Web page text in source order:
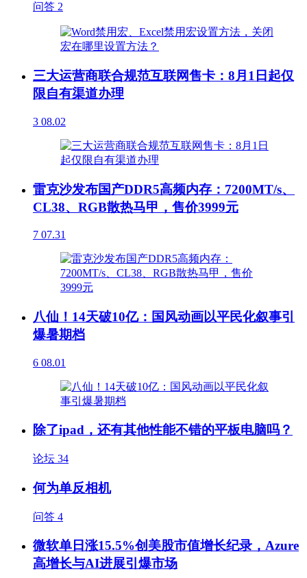
问答 2
三大运营商联合规范互联网售卡：8月1日起仅
限自有渠道办理
3 08.02
雷克沙发布国产DDR5高频内存：7200MT/s、
CL38、RGB散热马甲，售价3999元
7 07.31
八仙！14天破10亿：国风动画以平民化叙事引
爆暑期档
6 08.01
除了ipad，还有其他性能不错的平板电脑吗？
论坛 34
何为单反相机
问答 4
微软单日涨15.5%创美股市值增长纪录，Azure
高增长与AI进展引爆市场